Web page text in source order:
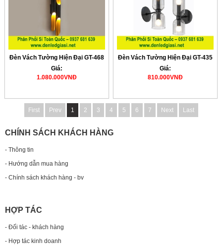
Đèn Vách Tường Hiện Đại GT-468
Giá:
1.080.000VNĐ
Đèn Vách Tường Hiện Đại GT-435
Giá:
810.000VNĐ
First Prev 1 2 3 4 5 6 7 Next Last
CHÍNH SÁCH KHÁCH HÀNG
- Thông tin
- Hướng dẫn mua hàng
- Chính sách khách hàng - bv
HỢP TÁC
- Đối tác - khách hàng
- Hợp tác kinh doanh